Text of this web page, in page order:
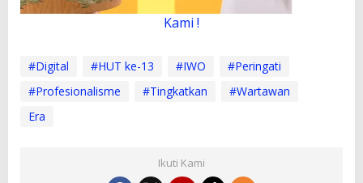
Kami !
#Digital #HUT ke-13 #IWO
#Peringati
#Profesionalisme
#Tingkatkan
#Wartawan
Era
Ikuti Kami